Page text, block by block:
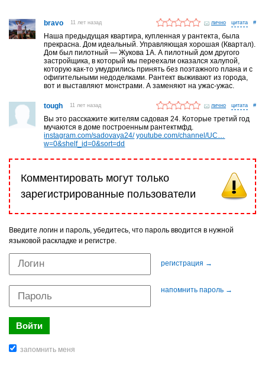
bravo 11 лет назад лично #
Наша предыдущая квартира, купленная у рантекта, была
прекрасна. Дом идеальный. Управляющая хорошая (Квартал).
Дом был пилотный — Жукова 1А. А пилотный дом другого
застройщика, в который мы переехали оказался халупой,
которую как-то умудрились принять без поэтажного плана и с
офигительными недоделками. Рантект выживают из города,
вот и выставляют монстрами. А заменяют на ужас-ужас.
tough 11 лет назад лично #
Вы это расскажите жителям садовая 24. Которые третий год
мучаются в доме построенным рантектмфд.
instagram.com/sadovaya24/ youtube.com/channel/UC…
w=0&shelf_id=0&sort=dd
Комментировать могут только
зарегистрированные пользователи
Введите логин и пароль, убедитесь, что пароль вводится в нужной
языковой раскладке и регистре.
регистрация →
напомнить пароль →